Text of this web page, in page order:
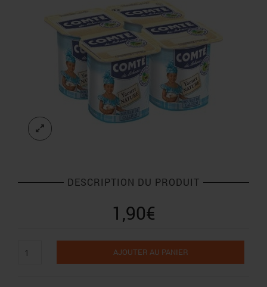
DESCRIPTION DU PRODUIT
1,90€
de
AJOUTER AU PANIER